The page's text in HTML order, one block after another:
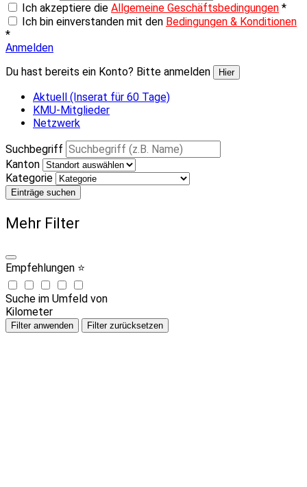
Ich akzeptiere die Allgemeine Geschäftsbedingungen *
Ich bin einverstanden mit den Bedingungen & Konditionen
*
Anmelden
Du hast bereits ein Konto? Bitte anmelden
Hier
Aktuell (Inserat für 60 Tage)
KMU-Mitglieder
Netzwerk
Suchbegriff
Kanton
Kategorie
Einträge suchen
Mehr Filter
Empfehlungen ⭐
Suche im Umfeld von
Kilometer
Filter anwenden Filter zurücksetzen